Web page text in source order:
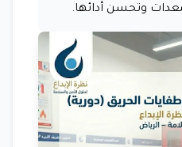
وتحسن أدائها.